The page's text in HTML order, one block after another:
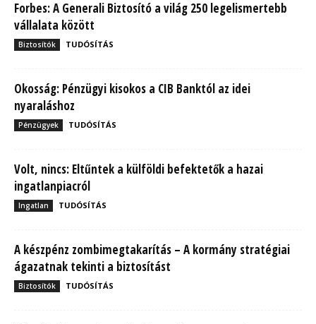
Forbes: A Generali Biztosító a világ 250 legelismertebb
vállalata között
Biztosítók TUDÓSÍTÁS
Okosság: Pénzügyi kisokos a CIB Banktól az idei
nyaraláshoz
Pénzügyek TUDÓSÍTÁS
Volt, nincs: Eltűntek a külföldi befektetők a hazai
ingatlanpiacról
Ingatlan TUDÓSÍTÁS
A készpénz zombimegtakarítás – A kormány stratégiai
ágazatnak tekinti a biztosítást
Biztosítók TUDÓSÍTÁS